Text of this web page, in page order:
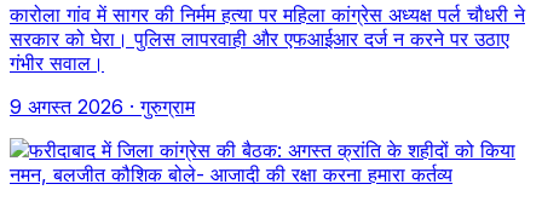
कारोला गांव में सागर की निर्मम हत्या पर महिला कांग्रेस अध्यक्ष पर्ल चौधरी ने
सरकार को घेरा। पुलिस लापरवाही और एफआईआर दर्ज न करने पर उठाए
गंभीर सवाल।
9 अगस्त 2026 · गुरुग्राम